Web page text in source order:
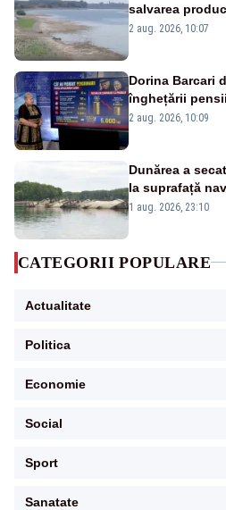
salvarea
va detona o
2 aug. 2026, 10:07
Dorina Barcari
înghețării
pierdute de
2 aug. 2026, 10:09
Dunărea a
la suprafață
război mondial
1 aug. 2026, 23:10
CATEGORII POPULARE
Actualitate
Politica
Economie
Social
Sport
Sanatate